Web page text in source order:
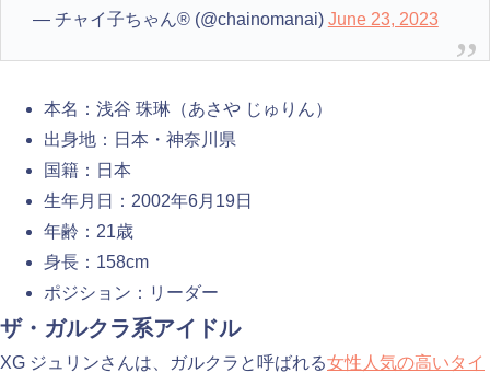
— チャイ子ちゃん® (@chainomanai) June 23, 2023
本名：浅谷 珠琳（あさや じゅりん）
出身地：日本・神奈川県
国籍：日本
生年月日：2002年6月19日
年齢：21歳
身長：158cm
ポジション：リーダー
ザ・ガルクラ系アイドル
XG ジュリンさんは、ガルクラと呼ばれる女性人気の高いタイ